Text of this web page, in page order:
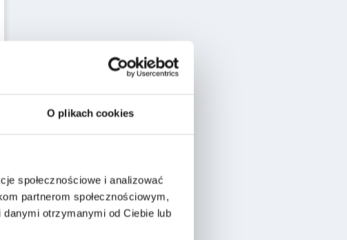
O plikach cookies
społecznościowe i analizować
partnerom społecznościowym,
otrzymanymi od Ciebie lub